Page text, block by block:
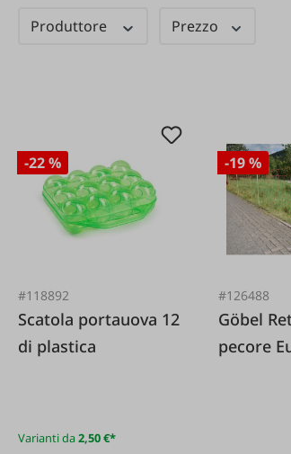
Produttore Prezzo
-22 %
#118892
Scatola portauova 12
di plastica
Varianti da2,50 €*
-19 %
#126488
Göbel Rete per
pecore